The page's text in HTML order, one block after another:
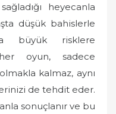
heyecanla
düşük bahislerle
büyük risklere
oyun, sadece
kalmaz, aynı
de tehdit eder.
sonuçlanır ve bu